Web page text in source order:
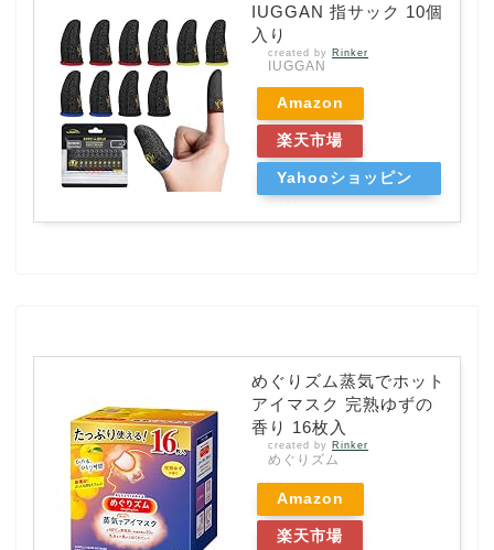
IUGGAN 指サック 10個
入り
created by Rinker
IUGGAN
Amazon
楽天市場
Yahooショッピン
めぐりズム蒸気でホット
アイマスク 完熟ゆずの
香り 16枚入
created by Rinker
めぐりズム
Amazon
楽天市場